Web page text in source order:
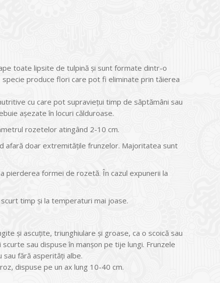
toate lipsite de tulpină şi sunt formate dintr-o
produce flori care pot fi eliminate prin tăierea
cu care pot supravieţui timp de săptămâni sau
aşezate în locuri călduroase.
rozetelor atingând 2-10 cm.
afară doar extremităţile frunzelor. Majoritatea sunt
pierderea formei de rozetă. În cazul expunerii la
timp şi la temperaturi mai joase.
şi ascuţite, triunghiulare şi groase, ca o scoică sau
sau dispuse în manșon pe tije lungi. Frunzele
sau fără asperităţi albe.
dispuse pe un ax lung 10-40 cm.